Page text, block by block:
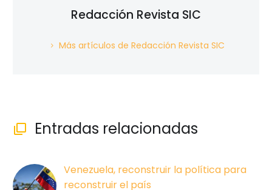
Redacción Revista SIC
Más artículos de Redacción Revista SIC
 Entradas relacionadas
Venezuela, reconstruir la política para
reconstruir el país